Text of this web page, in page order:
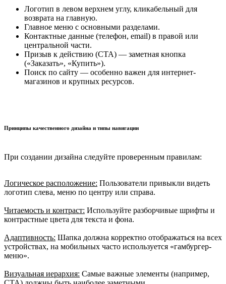
Логотип в левом верхнем углу, кликабельный для
возврата на главную.
Главное меню с основными разделами.
Контактные данные (телефон, email) в правой или
центральной части.
Призыв к действию (CTA) — заметная кнопка
(«Заказать», «Купить»).
Поиск по сайту — особенно важен для интернет-
магазинов и крупных ресурсов.
Принципы качественного дизайна и типы навигации
При создании дизайна следуйте проверенным правилам:
Логическое расположение: Пользователи привыкли видеть
логотип слева, меню по центру или справа.
Читаемость и контраст: Используйте разборчивые шрифты и
контрастные цвета для текста и фона.
Адаптивность: Шапка должна корректно отображаться на всех
устройствах, на мобильных часто используется «гамбургер-
меню».
Визуальная иерархия: Самые важные элементы (например,